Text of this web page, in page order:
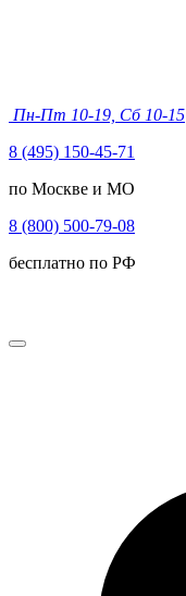
Пн-Пт 10-19, Сб 10-15
8 (495) 150-45-71
по Москве и МО
8 (800) 500-79-08
бесплатно по РФ